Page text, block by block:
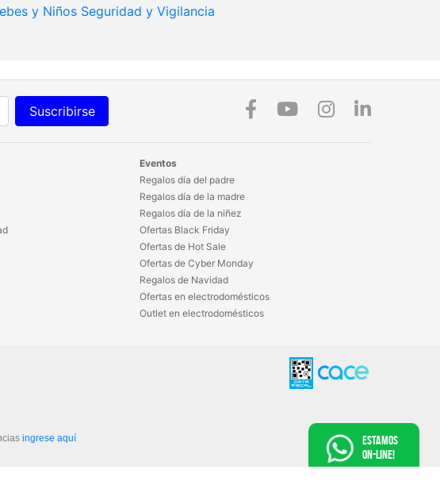
Estamos
On-Line!
y Niños Seguridad y Vigilancia
Suscribirse
Eventos
Regalos día del padre
Regalos día de la madre
Regalos día de la niñez
Ofertas Black Friday
Ofertas de Hot Sale
Ofertas de Cyber Monday
Regalos de Navidad
Ofertas en electrodomésticos
Outlet en electrodomésticos
ingrese aquí